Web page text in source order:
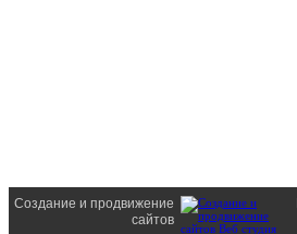
Создание и продвижение
сайтов